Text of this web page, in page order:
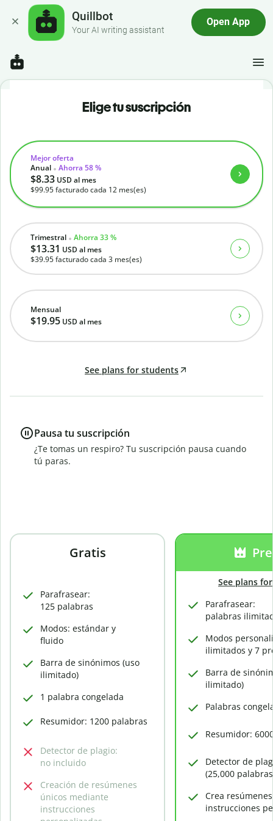
Quillbot
Your AI writing assistant
Open App
Gratis
Parafrasear:
125 palabras
Modos: estándar y
fluido
Barra de sinónimos (uso
ilimitado)
1 palabra congelada
Resumidor: 1200 palabras
Detector de plagio:
no incluido
Creación de resúmenes
únicos mediante
instrucciones
See plans
Parafrasear:
palabras
Modos
ilimitados y 7
Barra de
ilimitado)
Palabras
Resumidor:
Detector de
(25,000
Crea
instrucciones
Elige tu suscripción
Mensual
$19.95 USD al mes
Trimestral Ahorra 33 %
$13.31 USD al mes
$39.95facturado cada 3 mes(es)
Mejor oferta
Anual
Ahorra 58 %
$8.33 USD al mes
$99.95facturado cada 12 mes(es)
See plans for students
Pausa tu suscripción
¿Te tomas un respiro? Tu suscripción pausa cuando
tú paras.